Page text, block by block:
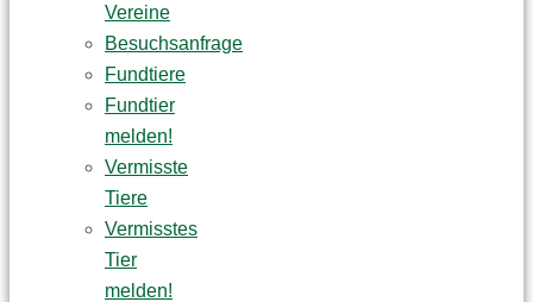
Vereine
Besuchsanfrage
Fundtiere
Fundtier
melden!
Vermisste
Tiere
Vermisstes
Tier
melden!